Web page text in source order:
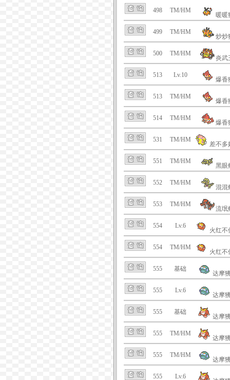
498 TM/HM
暖暖
499 TM/HM
炒炒
500 TM/HM
炎武
513 Lv.10
爆香
513 TM/HM
爆香
514 TM/HM
爆香
531 TM/HM
差不多
551 TM/HM
黑眼
552 TM/HM
混混
553 TM/HM
流氓
554 Lv.6
火红不
554 TM/HM
火红不
555 基础
达摩
555 Lv.6
达摩
555 基础
达摩
555 TM/HM
达摩
555 TM/HM
达摩
555 Lv.6